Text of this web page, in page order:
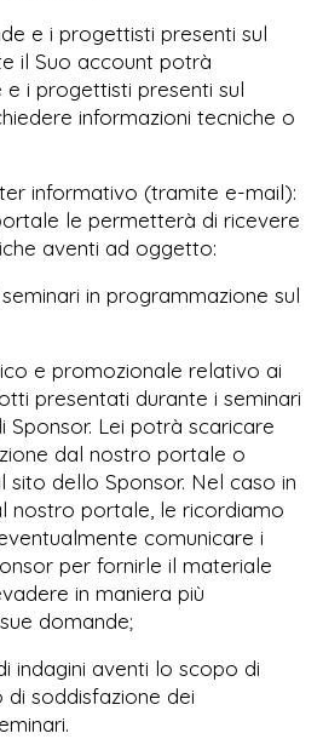
e i progettisti presenti sul
il Suo account potrà
i progettisti presenti sul
informazioni tecniche o
informativo (tramite e-mail):
le permetterà di ricevere
aventi ad oggetto:
in programmazione sul
e promozionale relativo ai
presentati durante i seminari
Sponsor. Lei potrà scaricare
dal nostro portale o
sito dello Sponsor. Nel caso in
nostro portale, le ricordiamo
comunicare i
per fornirle il materiale
in maniera più
domande;
indagini aventi lo scopo di
soddisfazione dei